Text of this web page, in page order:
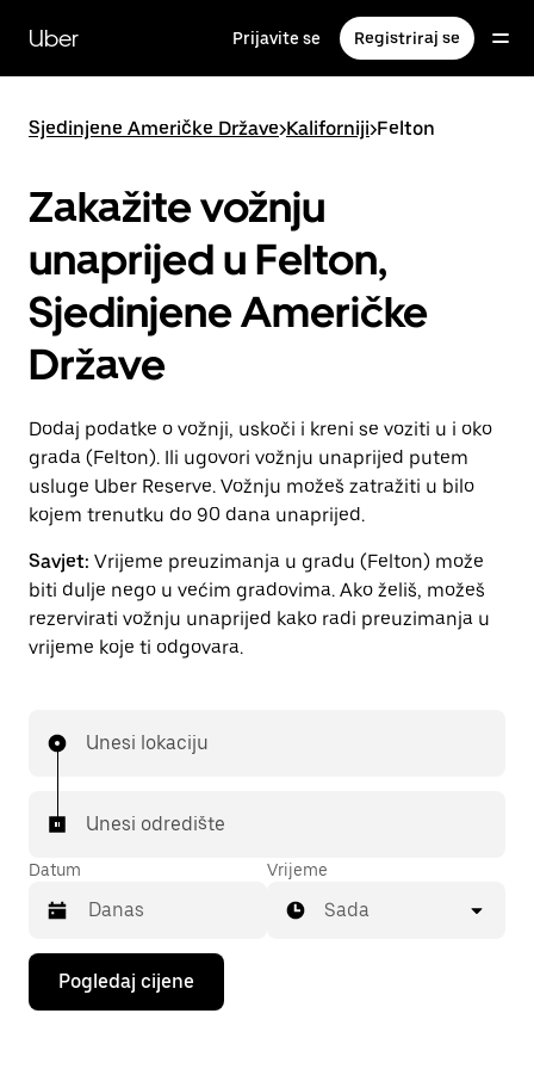
glavni
sadržaj
Uber Prijavite se Registriraj se
Sjedinjene Američke Države>Kaliforniji>Felton
Zakažite vožnju
unaprijed u Felton,
Sjedinjene Američke
Države
Dodaj podatke o vožnji, uskoči i kreni se voziti u i oko
grada (Felton). Ili ugovori vožnju unaprijed putem
usluge Uber Reserve. Vožnju možeš zatražiti u bilo
kojem trenutku do 90 dana unaprijed.
Savjet: Vrijeme preuzimanja u gradu (Felton) može
biti dulje nego u većim gradovima. Ako želiš, možeš
rezervirati vožnju unaprijed kako radi preuzimanja u
vrijeme koje ti odgovara.
Unesi lokaciju
Unesi odredište
Datum
Pritisni
tipku
sa
Vrijeme
Sada
Pogledaj cijene